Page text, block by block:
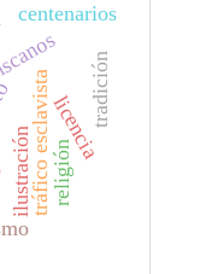
ilustracióntráfico esclavistalicencia
centenarios
religión
tradición